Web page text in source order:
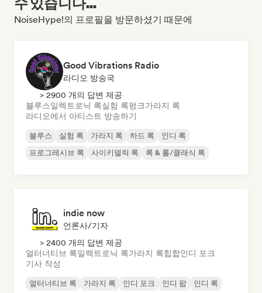
NoiseHype!의 프로필을 방문하셨기 때문에
Good Vibrations Radio
라디오 방송국
> 2900 개의 답변 제공
블루스일렉트로닉 록실험 록펑크가라지 록
라디오에서 아티스트 방송하기
블루스 실험 록 가라지 록 하드 록
인디 록
프로그레시브 록
사이키델릭 록 록 & 롤/클래식 록
indie now
언론사/기자
> 2400 개의 답변 제공
얼터너티브 록일렉트로닉 록가라지 록힙합인디 포크
기사 작성
얼터너티브 록 가라지 록 인디 포크 인디 팝
인디 록